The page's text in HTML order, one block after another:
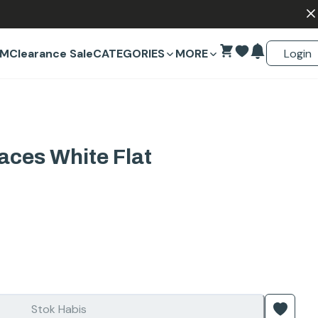
Clearance SaleCATEGORIES MORE Login
White Flat
Stok Habis